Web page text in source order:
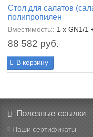
Стол для салатов
полипропилен
Вместимость:: 1 x GN1/1
88 582 руб.
В корзину
Полезные ссылки
Наши сертификаты